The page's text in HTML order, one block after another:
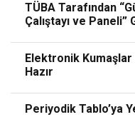
TÜBA Tarafından
Çalıştayı ve
Elektronik Kumaşlar
Hazır
Periyodik Tablo’ya